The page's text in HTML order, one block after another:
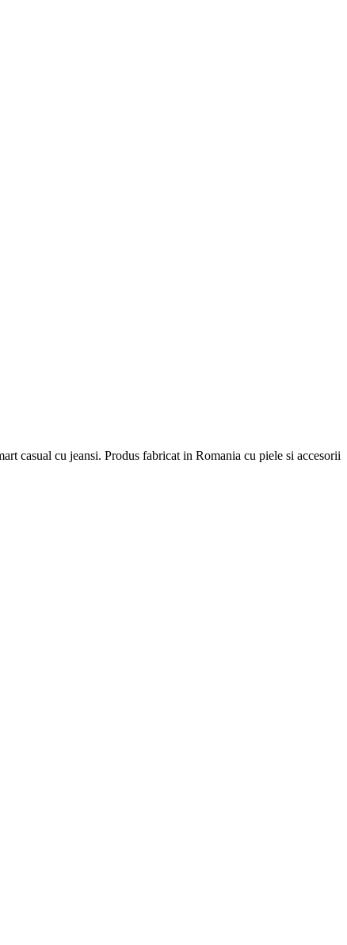
casual cu jeansi. Produs fabricat in Romania cu piele si accesorii